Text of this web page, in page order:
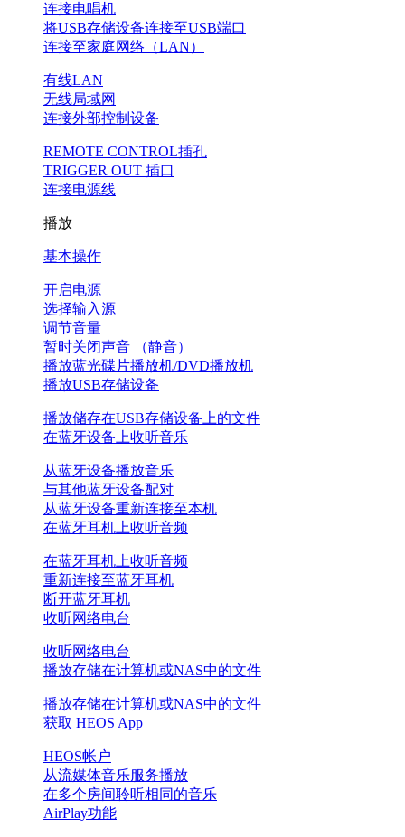
连接电唱机
将USB存储设备连接至USB端口
连接至家庭网络（LAN）
有线LAN
无线局域网
连接外部控制设备
REMOTE CONTROL插孔
TRIGGER OUT 插口
连接电源线
播放
基本操作
开启电源
选择输入源
调节音量
暂时关闭声音 （静音）
播放蓝光碟片播放机/DVD播放机
播放USB存储设备
播放储存在USB存储设备上的文件
在蓝牙设备上收听音乐
从蓝牙设备播放音乐
与其他蓝牙设备配对
从蓝牙设备重新连接至本机
在蓝牙耳机上收听音频
在蓝牙耳机上收听音频
重新连接至蓝牙耳机
断开蓝牙耳机
收听网络电台
收听网络电台
播放存储在计算机或NAS中的文件
播放存储在计算机或NAS中的文件
获取 HEOS App
HEOS帐户
从流媒体音乐服务播放
在多个房间聆听相同的音乐
AirPlay功能